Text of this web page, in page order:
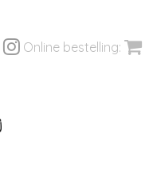
Online bestelling: